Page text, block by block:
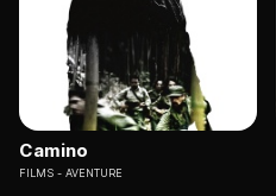
Camino
FILMS AVENTURE